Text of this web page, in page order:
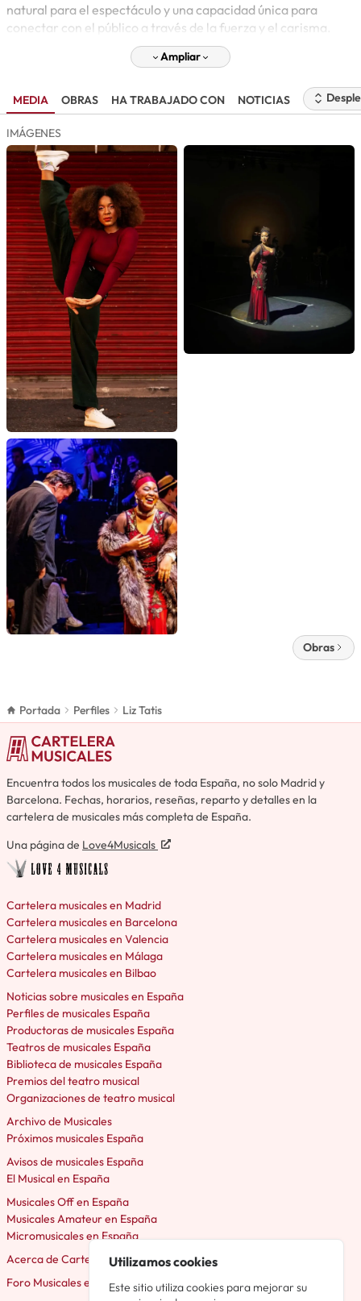
natural para el espectáculo y una capacidad única para
conectar con el público a través de la fuerza y el carisma.
Ampliar
MEDIA OBRAS HA TRABAJADO CON NOTICIAS
IMÁGENES
Obras
Portada Perfiles Liz Tatis
Encuentra todos los musicales de toda España, no solo Madrid y
Barcelona. Fechas, horarios, reseñas, reparto y detalles en la
cartelera de musicales más completa de España.
Una página de Love4Musicals
Cartelera musicales en Madrid
Cartelera musicales en Barcelona
Cartelera musicales en Valencia
Cartelera musicales en Málaga
Cartelera musicales en Bilbao
Noticias sobre musicales en España
Perfiles de musicales España
Productoras de musicales España
Teatros de musicales España
Biblioteca de musicales España
Premios del teatro musical
Organizaciones de teatro musical
Archivo de Musicales
Próximos musicales España
Avisos de musicales España
El Musical en España
Musicales Off en España
Musicales Amateur en España
Micromusicales en España
Acerca de Cartelera Musicales
Foro Musicales en España
Utilizamos cookies
Este sitio utiliza cookies para mejorar su